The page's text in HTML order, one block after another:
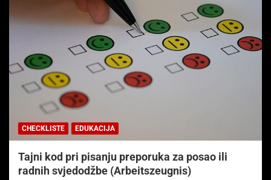
CHECKLISTE EDUKACIJA
Tajni kod pri pisanju preporuka za posao ili
radnih svjedodžbe (Arbeitszeugnis)